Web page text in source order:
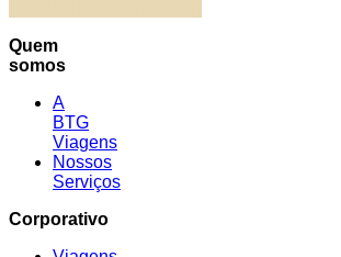
Quem
somos
A
BTG
Viagens
Nossos
Serviços
Corporativo